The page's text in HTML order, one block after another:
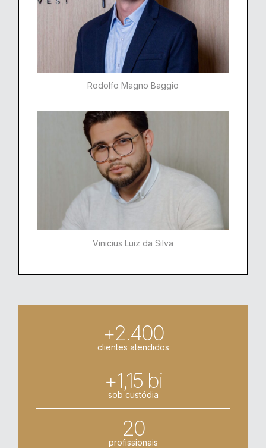
Rodolfo Magno Baggio​​
Vinicius Luiz da Silva
+2.400
clientes atendidos
+1,15 bi
sob custódia
20
profissionais